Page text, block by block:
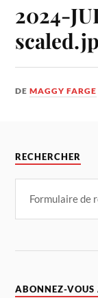
2024-
DEMAGGY FARGE
RECHERCHER
ABONNEZ-VOUS